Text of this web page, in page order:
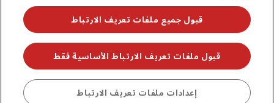
احجز
لا تفوّت فرصة الحصول على أفضل عروضنا
جميع الحقوق محفوظة. مجموعة فنادق
راديسون (RHG)، وراديسون، وراديسون رِد، وراديسون بلو، وراديسون كوليكشن،
وراديسون إنديفيديولز، وبارك بلازا، وبارك إن، وكانتري إن آند سويتس، وPrize by
Radisson، وRadisson Rewards، وRadisson Meetings هي علامات تجارية
مُسجَّلة في مكتب الولايات المتحدة لبراءات الاختراع والعلامات التجارية وأماكن أخرى.
قبول جميع ملفات تعريف الارتباط
قبول ملفات تعريف الارتباط الأساسية فقط
إعدادات ملفات تعريف الارتباط